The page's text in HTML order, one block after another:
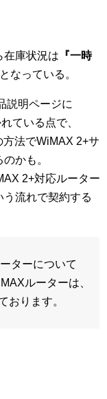
在庫状況は 『一時
となっている。
説明ページに
ている点で、
法でWiMAX 2+サ
かも。
2+対応ルーター
流れで契約する
ターについて
ルーターは、
おります。